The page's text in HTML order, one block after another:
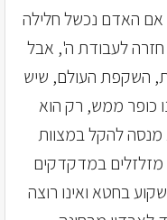
אם האדם נכשל חלילה
חזרה לעבודת ה', אבל
השקפת העולם, שיש
כופר ממש, רק הוא
מנסה להקל במצוות
מזלזלים במדקדקים
בחטא ואינו רוצה